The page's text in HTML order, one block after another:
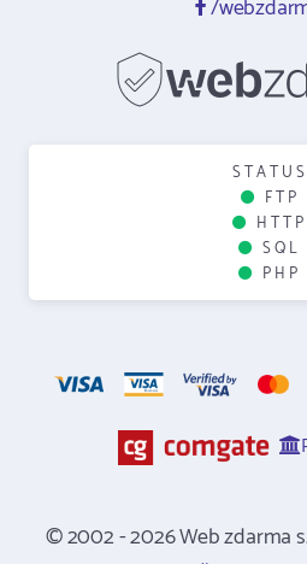
/
STATUS
FTP
HTTP
SQL
PHP
© 2002 - 2026 Web zdarma